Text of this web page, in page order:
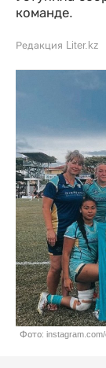
команде.
Редакция Liter.kz
Фото: